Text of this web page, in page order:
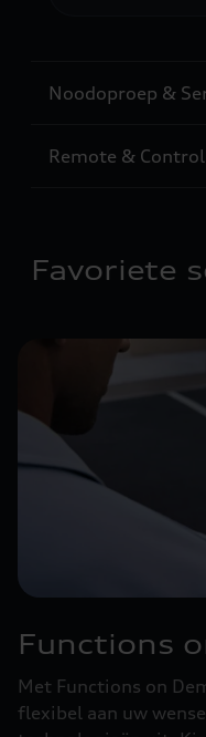
Noodoproep &
Remote & Control
Favoriete
Functions
Met Functions on
flexibel aan uw